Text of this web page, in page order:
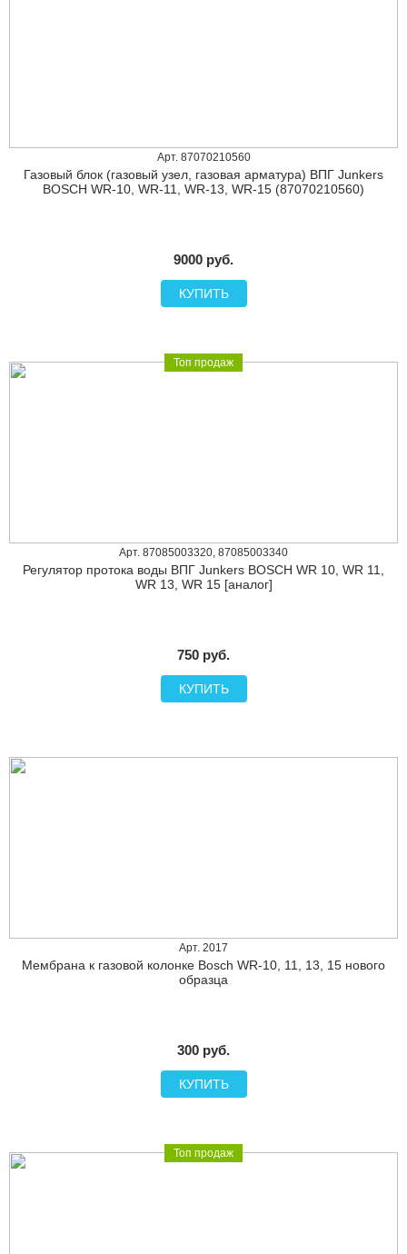
Арт. 87070210560
Газовый блок (газовый узел, газовая арматура) ВПГ Junkers
BOSCH WR-10, WR-11, WR-13, WR-15 (87070210560)
9000 руб.
КУПИТЬ
Топ продаж
Арт. 87085003320, 87085003340
Регулятор протока воды ВПГ Junkers BOSСH WR 10, WR 11,
WR 13, WR 15 [аналог]
750 руб.
КУПИТЬ
Арт. 2017
Мембрана к газовой колонке Bosch WR-10, 11, 13, 15 нового
образца
300 руб.
КУПИТЬ
Топ продаж